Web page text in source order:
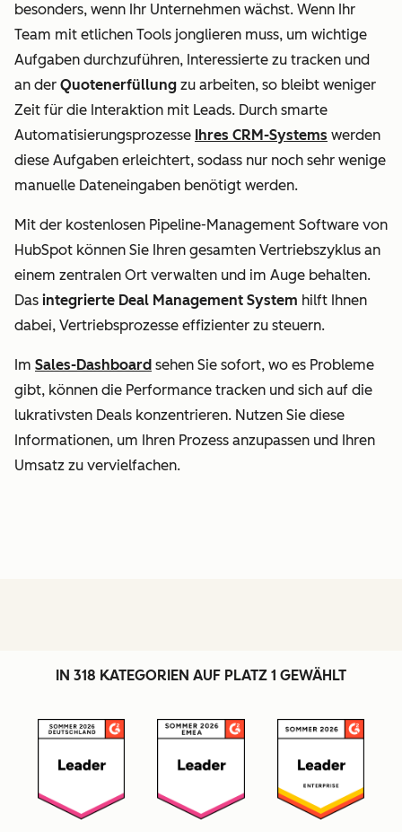
besonders, wenn Ihr Unternehmen wächst. Wenn Ihr
Team mit etlichen Tools jonglieren muss, um wichtige
Aufgaben durchzuführen, Interessierte zu tracken und
an der Quotenerfüllung zu arbeiten, so bleibt weniger
Zeit für die Interaktion mit Leads. Durch smarte
Automatisierungsprozesse Ihres CRM-Systems werden
diese Aufgaben erleichtert, sodass nur noch sehr wenige
manuelle Dateneingaben benötigt werden.
Mit der kostenlosen Pipeline-Management Software von
HubSpot können Sie Ihren gesamten Vertriebszyklus an
einem zentralen Ort verwalten und im Auge behalten.
Das integrierte Deal Management System hilft Ihnen
dabei, Vertriebsprozesse effizienter zu steuern.
Im Sales-Dashboard sehen Sie sofort, wo es Probleme
gibt, können die Performance tracken und sich auf die
lukrativsten Deals konzentrieren. Nutzen Sie diese
Informationen, um Ihren Prozess anzupassen und Ihren
Umsatz zu vervielfachen.
IN 318 KATEGORIEN AUF PLATZ 1 GEWÄHLT